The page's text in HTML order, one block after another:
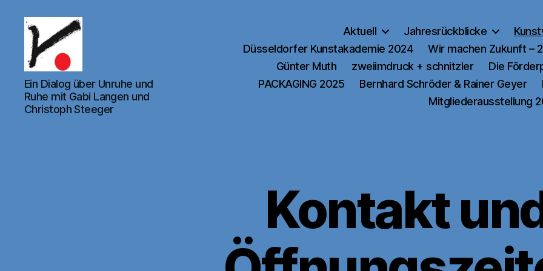
Kunstverein
für
den
Rhein-
Ein Dialog über Unruhe und
Ruhe mit Gabi Langen und
Christoph Steeger
Aktuell Jahresrückblicke
Düsseldorfer Kunstakademie 2024
Wir machen Zukunft –
Günter Muth
zweiimdruck + schnitzler
Die
PACKAGING 2025
Bernhard Schröder & Rainer Geyer
Mitgliederausstellung
Kontakt